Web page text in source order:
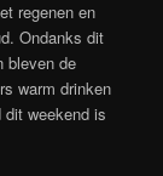
regenen en
Ondanks dit
bleven de
warm drinken
weekend is